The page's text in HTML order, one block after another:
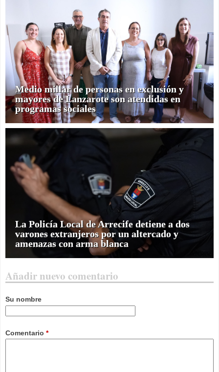
Medio millar de personas en exclusión y
mayores de Lanzarote son atendidas en
programas sociales
La Policía Local de Arrecife detiene a dos
varones extranjeros por un altercado y
amenazas con arma blanca
Añadir nuevo comentario
Su nombre
Comentario *